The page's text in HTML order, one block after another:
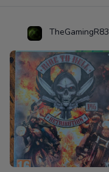
TheGamingR83